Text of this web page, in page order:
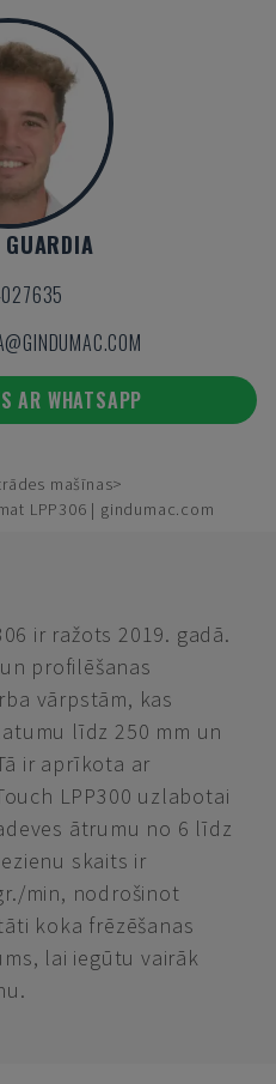
GUARDIA
AR WHATSAPP
mašīnas
LPP306 | gindumac.com
ir ražots 2019. gadā.
profilēšanas
vārpstām, kas
līdz 250 mm un
ir aprīkota ar
LPP300 uzlabotai
ātrumu no 6 līdz
skaits ir
min, nodrošinot
koka frēzēšanas
lai iegūtu vairāk